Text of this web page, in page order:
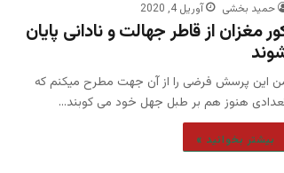
حمید بخشی آوریل 4, 2020
مغزان از قاطر جهالت و نادانی پایان
این پرسش فرضی را از آن جهت مطرح میکنم که
هنوز هم بر طبل جهل خود می کوبند…
بیشتر بخوانید »